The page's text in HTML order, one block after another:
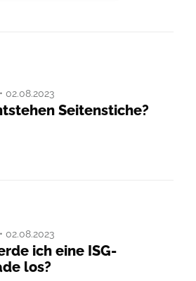
02.08.2023
Seitenstiche?
02.08.2023
ich eine ISG-
los?